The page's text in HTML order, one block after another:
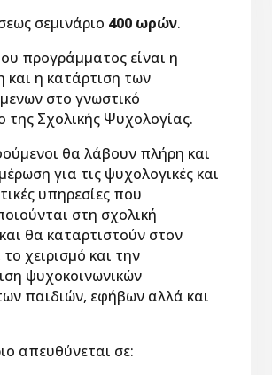
σεμινάριο 400 ωρών.
προγράμματος είναι η
και η κατάρτιση των
στο γνωστικό
της Σχολικής Ψυχολογίας.
θα λάβουν πλήρη και
για τις ψυχολογικές και
υπηρεσίες που
στη σχολική
θα καταρτιστούν στον
χειρισμό και την
ψυχοκοινωνικών
παιδιών, εφήβων αλλά και
απευθύνεται σε: